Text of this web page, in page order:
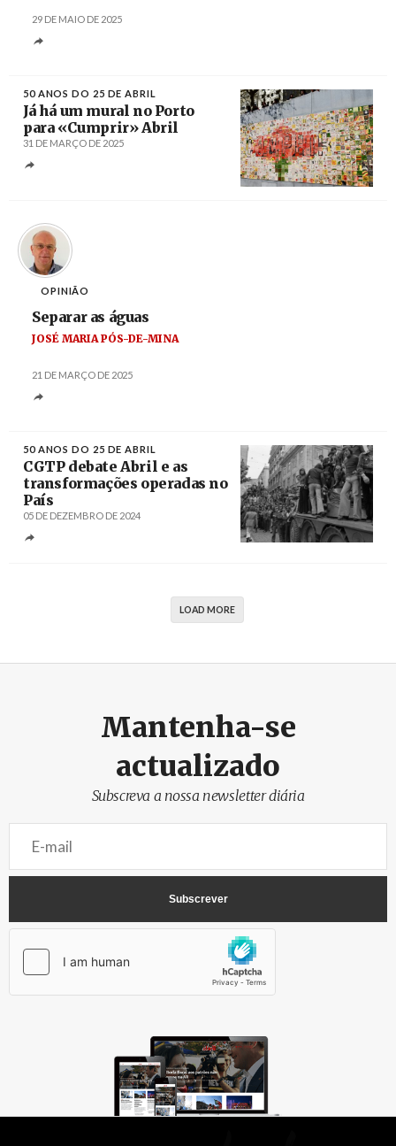
29 DE MAIO DE 2025
50 ANOS DO 25 DE ABRIL
Já há um mural no Porto
para «Cumprir» Abril
31 DE MARÇO DE 2025
OPINIÃO
Separar as águas
JOSÉ MARIA PÓS-DE-MINA
21 DE MARÇO DE 2025
50 ANOS DO 25 DE ABRIL
CGTP debate Abril e as
transformações operadas no
País
05 DE DEZEMBRO DE 2024
LOAD MORE
Mantenha-se
actualizado
Subscreva a nossa newsletter diária